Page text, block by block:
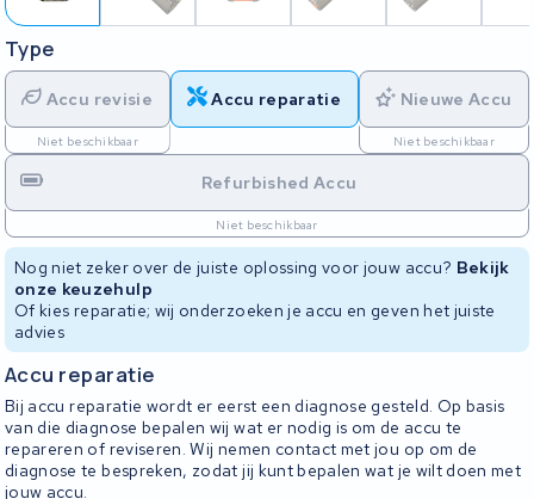
Type
Accu revisie
Niet beschikbaar
Accu reparatie Nieuwe Accu
Niet beschikbaar
Refurbished Accu
Niet beschikbaar
Nog niet zeker over de juiste oplossing voor jouw accu? Bekijk
onze keuzehulp
Of kies reparatie; wij onderzoeken je accu en geven het juiste
advies
Accu reparatie
Bij accu reparatie wordt er eerst een diagnose gesteld. Op basis
van die diagnose bepalen wij wat er nodig is om de accu te
repareren of reviseren. Wij nemen contact met jou op om de
diagnose te bespreken, zodat jij kunt bepalen wat je wilt doen met
jouw accu.